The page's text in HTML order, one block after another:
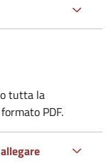
tutta la
PDF.